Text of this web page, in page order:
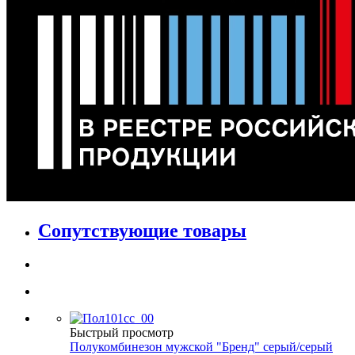
Сопутствующие товары
Быстрый просмотр
Полукомбинезон мужской "Бренд" серый/серый